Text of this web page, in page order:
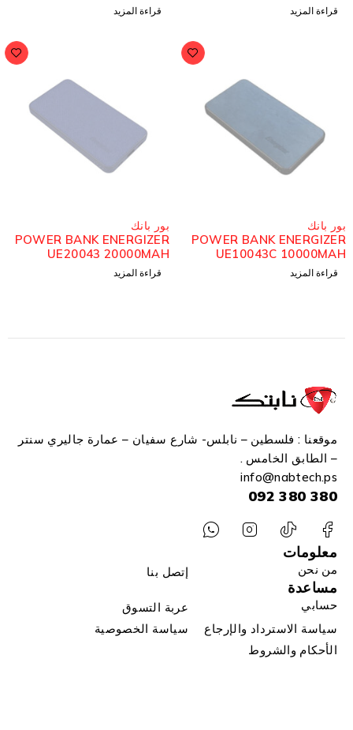
قراءة المزيد قراءة المزيد
بور بانك
POWER BANK ENERGIZER
UE10043C 10000MAH
قراءة المزيد
بور بانك
POWER BANK ENERGIZER
UE20043 20000MAH
قراءة المزيد
موقعنا : فلسطين – نابلس- شارع سفيان – عمارة جاليري سنتر
– الطابق الخامس .
info@nabtech.ps
380 380 092
معلومات
من نحن إتصل بنا
مساعدة
حسابي
عربة التسوق
سياسة الاسترداد والإرجاع
سياسة الخصوصية
الأحكام والشروط